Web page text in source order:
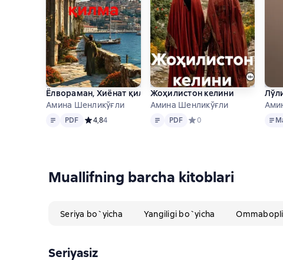
Ёлвораман, Хиёнат қилма
Амина Шенликўғли
Matn PDF
PDF Средний рейтинг 4,8 на основе 4 оценок
4,84
Жоҳилистон келини
Амина Шенликўғли
Matn PDF
PDF Средний рейтинг 0 на
0 Matn
Muallifning barcha kitoblari
Seriya bo`yicha Yangiligi bo`yicha
Seriyasiz